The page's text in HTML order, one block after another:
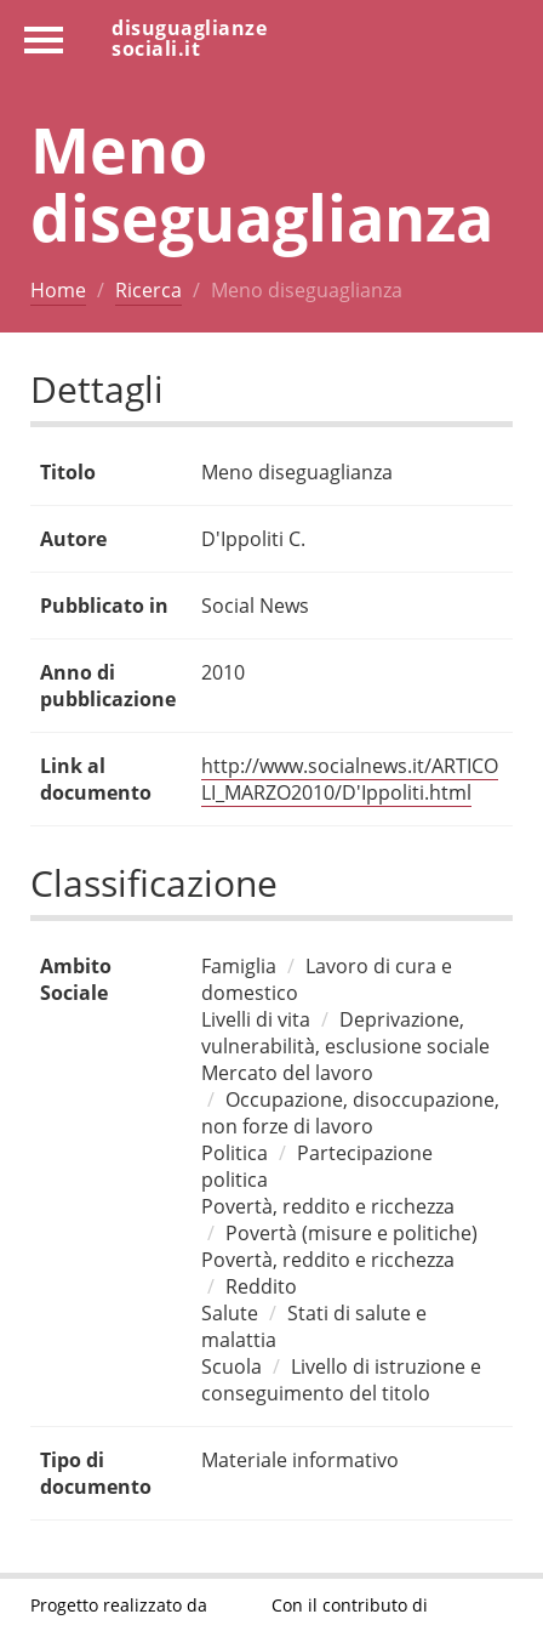
disuguaglianze
sociali.it
Meno
diseguaglianza
Home Ricerca Meno diseguaglianza
Dettagli
Titolo Meno diseguaglianza
Autore D'Ippoliti C.
Pubblicato in Social News
Anno di
pubblicazione
2010
Link al
documento
http://www.socialnews.it/ARTICO
LI_MARZO2010/D'Ippoliti.html
Classificazione
Ambito
Sociale
Famiglia
Lavoro di cura e
domestico
Livelli di vita
Deprivazione,
vulnerabilità, esclusione sociale
Mercato del lavoro
Occupazione, disoccupazione,
non forze di lavoro
Politica
Partecipazione
politica
Povertà, reddito e ricchezza
Povertà (misure e politiche)
Povertà, reddito e ricchezza
Reddito
Salute
Stati di salute e
malattia
Scuola
Livello di istruzione e
conseguimento del titolo
Tipo di
documento
Materiale informativo
Progetto realizzato da Con il contributo di